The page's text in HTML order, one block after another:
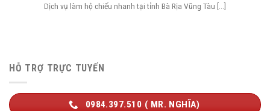
Dịch vụ làm hộ chiếu nhanh tại tỉnh Bà Rịa Vũng Tàu [...]
HỖ TRỢ TRỰC TUYẾN
0984.397.510 ( MR. NGHĨA)